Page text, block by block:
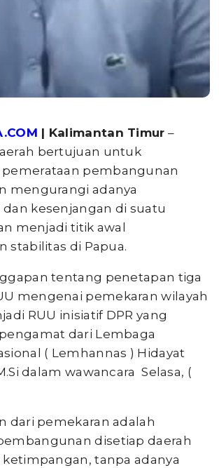
| Kalimantan Timur –
bertujuan untuk
pembangunan
mengurangi adanya
kesenjangan di suatu
menjadi titik awal
stabilitas di Papua.
tentang penetapan tiga
mengenai pemekaran wilayah
RUU inisiatif DPR yang
dari Lembaga
( Lemhannas ) Hidayat
dalam wawancara Selasa, (
dari pemekaran adalah
disetiap daerah
ketimpangan, tanpa adanya